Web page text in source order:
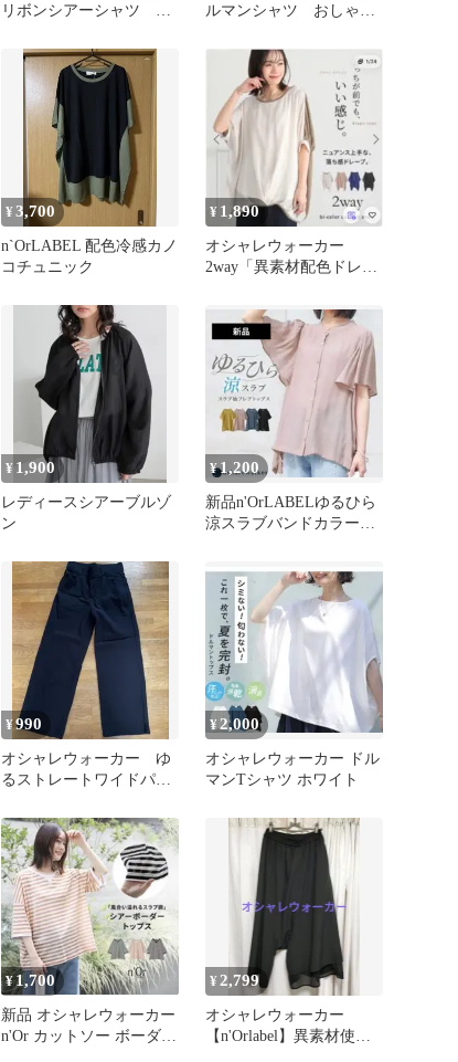
リボンシアーシャツ オ
ルマンシャツ おしゃれ
¥3,700
n`OrLABEL 配色冷感カノ
コチュニック
¥ 1,890
オシャレウォーカー
2way「異素材配色ドレー
¥ 1,900
レディースシアーブルゾ
ン
¥1,200
新品n'OrLABELゆるひら
涼スラブバンドカラーフ
¥990
オシャレウォーカー ゆ
るストレートワイドパン
¥2,000
オシャレウォーカー ドル
マンTシャツ ホワイト
¥1,700
新品 オシャレウォーカー
n'Or カットソー ボーダー
¥ 2,799
オシャレウォーカー
【n'Orlabel】異素材使い